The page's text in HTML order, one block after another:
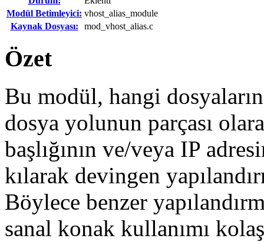
Modül Betimleyici: vhost_alias_module
Kaynak Dosyası:
mod_vhost_alias.c
Özet
Bu modül, hangi
dosya yolunun parçası
başlığının ve/veya IP
kılarak devingen
Böylece benzer
sanal konak kullanımı